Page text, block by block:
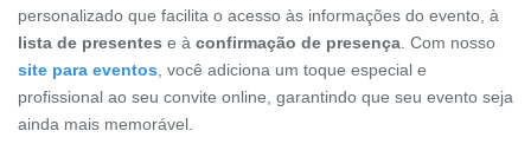
personalizado que facilita o acesso às informações do evento, à
lista de presentes e à confirmação de presença . Com nosso
site para eventos , você adiciona um toque especial e
profissional ao seu convite online, garantindo que seu evento seja
ainda mais memorável.